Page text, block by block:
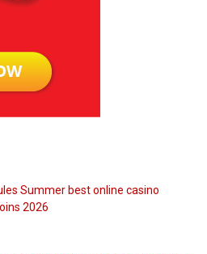
Summer best online casino
2026